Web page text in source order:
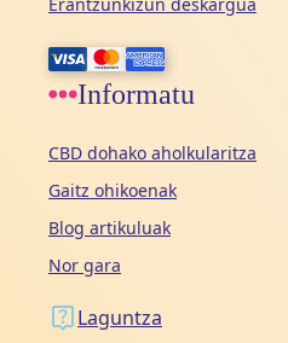
Informatu
CBD dohako aholkularitza
Gaitz ohikoenak
Blog artikuluak
Nor gara
Laguntza